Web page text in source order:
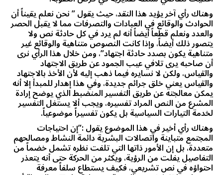
وهناك رأي آخر يؤيد هذا النقد، حيث يقول ” نحن نعلم يقيناً أن
الحوادث والوقائع في العبادات والتصرفات مما لا يقبل الحصر
والعدد ونعلم قطعاً أيضاً أنه لم يرد في كل حادثة نص ولا
يتصور ذلك أيضاً، وإذا كانت النصوص متناهية والوقائع غير
متناهية يكون بصدد حادثة اجتهاد”، ومن خلال هذا الرأي نرى
أن صاحبه يرى تلافي عيب الجمود عن طريق الاجتهاد
والقياس، ولكن لا نسايره فيما ذهب إليه لأن الأخذ بالاجتهاد
والقياس يعني خلق جرائم جديدة، وفي هذا إهدار للمبدأ إلا أنه
يمكن معالجته عن طريق التفسير المنضبط الذي يوضح إرادة
المشرع من النص المراد تفسيره، ويجب ألا يستغل التفسير
لخدمة التيارات السياسية بل يكون تفسيراً موضوعياً.
وهناك رأي أخير في هذا الموضوع يقول :”إن احتياجات
المجتمع متباينة واتصالات البشرية دائمة النشاط ومصالحهم
متعددة، بل إن الأمور ذاتها التي تلفت نظره تشمل خضماً من
التفاصيل يفلت من الرؤية، ويكثر من الحركة حتى أنه يتعذر
احتواؤه في نص تشريعي، فكيف يستطاع سلفاً معرفة